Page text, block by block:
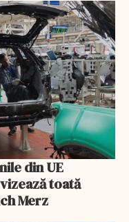
din UE
toată
Merz